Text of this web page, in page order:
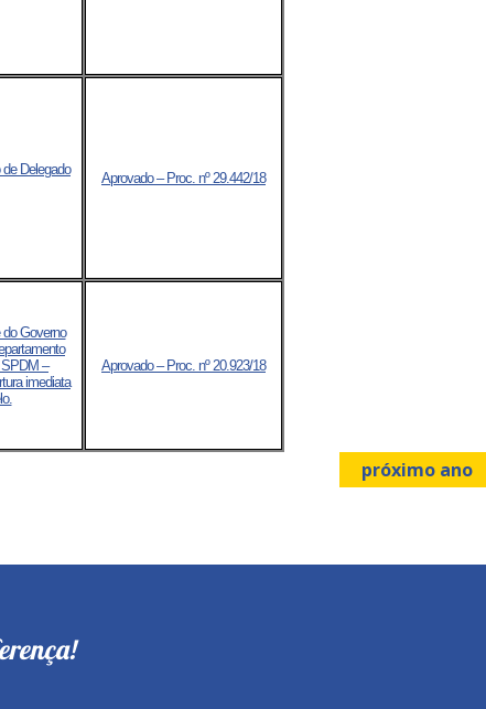
Delegado
Aprovado – Proc. nº 29.442/18
Governo
SPDM –
imediata
Aprovado – Proc. nº 20.923/18
próximo ano